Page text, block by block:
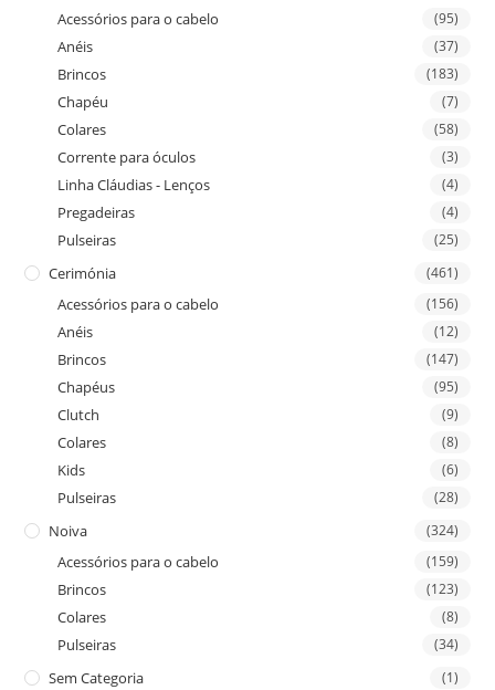
Acessórios para o cabelo (95)
Anéis (37)
Brincos (183)
Chapéu (7)
Colares (58)
Corrente para óculos (3)
Linha Cláudias - Lenços (4)
Pregadeiras (4)
Pulseiras (25)
Cerimónia (461)
Acessórios para o cabelo (156)
Anéis (12)
Brincos (147)
Chapéus (95)
Clutch (9)
Colares (8)
Kids (6)
Pulseiras (28)
Noiva (324)
Acessórios para o cabelo (159)
Brincos (123)
Colares (8)
Pulseiras (34)
Sem Categoria (1)